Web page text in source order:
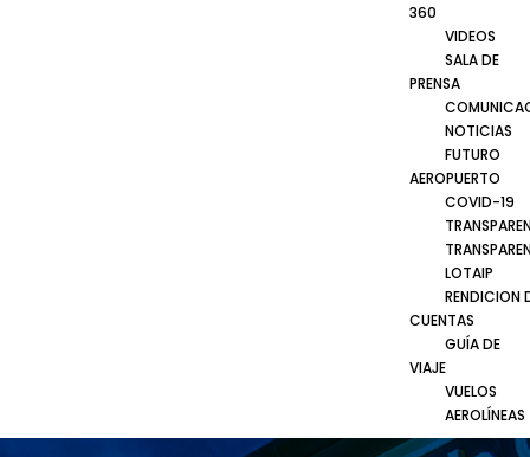
360
VIDEOS
SALA DE
PRENSA
NOTICIAS
FUTURO
AEROPUERTO
COVID-19
LOTAIP
RENDICION
CUENTAS
GUÍA DE
VIAJE
VUELOS
AEROLÍNEAS